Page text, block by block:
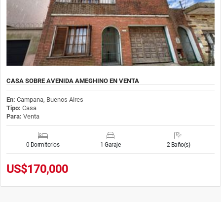
CASA SOBRE AVENIDA AMEGHINO EN VENTA
En: Campana, Buenos Aires
Tipo: Casa
Para: Venta
0 Dormitorios 1 Garaje 2 Baño(s)
US$170,000